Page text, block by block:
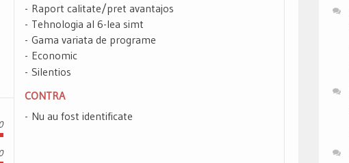
Raport calitate/pret avantajos
Tehnologia al 6-lea simt
Gama variata de programe
Economic
Silentios
CONTRA
Nu au fost identificate